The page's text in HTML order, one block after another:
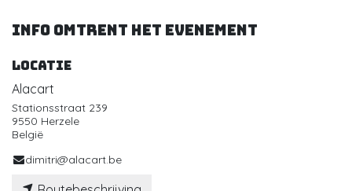
Info omtrent het evenement
Locatie
Alacart
Stationsstraat 239
9550 Herzele
België
dimitri@alacart.be